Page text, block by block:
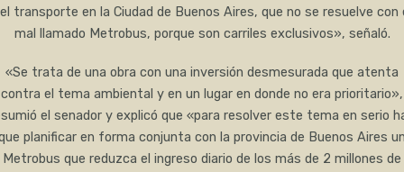
transporte en la Ciudad de Buenos Aires, que no se resuelve con
mal llamado Metrobus, porque son carriles exclusivos», señaló.
«Se trata de una obra con una inversión desmesurada que atenta
contra el tema ambiental y en un lugar en donde no era prioritario»,
el senador y explicó que «para resolver este tema en serio
planificar en forma conjunta con la provincia de Buenos Aires un
Metrobus que reduzca el ingreso diario de los más de 2 millones de